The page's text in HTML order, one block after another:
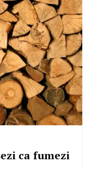
ca fumezi